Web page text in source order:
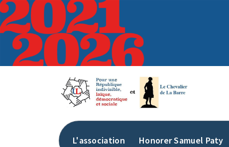
Aller
au
contenu
L'association Honorer Samuel Paty